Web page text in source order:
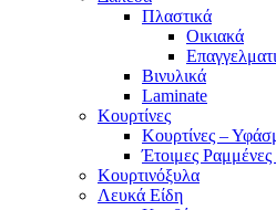
Πλαστικά
Οικιακά
Βινυλικά
Laminate
Κουρτίνες
Κουρτίνες –
Έτοιμες Ραμμένες
Κουρτινόξυλα
Λευκά Είδη